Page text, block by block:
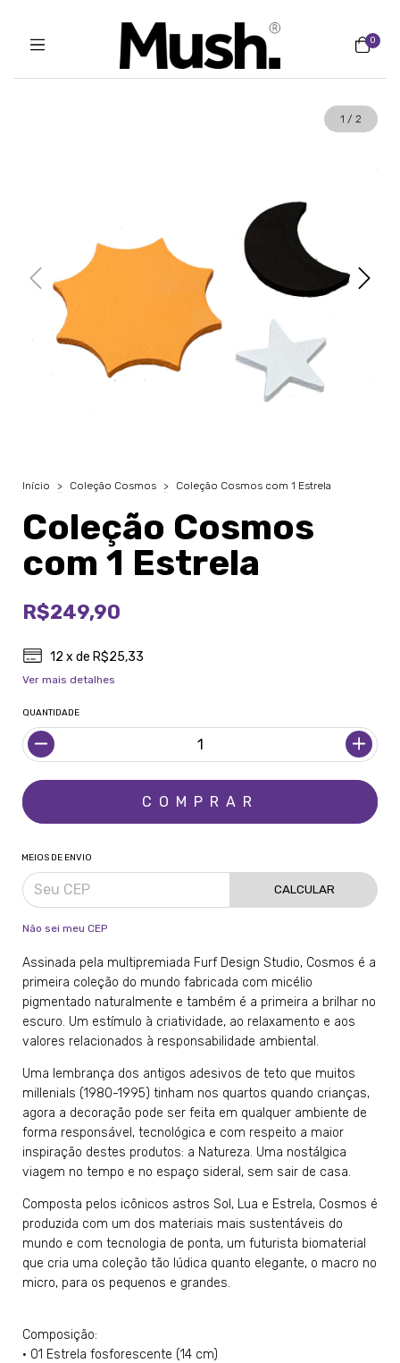
0
1 / 2
Início > Coleção Cosmos > Coleção Cosmos com 1 Estrela
Coleção Cosmos
com 1 Estrela
R$249,90
12 x de R$25,33
Ver mais detalhes
QUANTIDADE
MEIOS DE ENVIO
CALCULAR
Não sei meu CEP
Assinada pela multipremiada Furf Design Studio, Cosmos é a
primeira coleção do mundo fabricada com micélio
pigmentado naturalmente e também é a primeira a brilhar no
escuro. Um estímulo à criatividade, ao relaxamento e aos
valores relacionados à responsabilidade ambiental.
Uma lembrança dos antigos adesivos de teto que muitos
millenials (1980-1995) tinham nos quartos quando crianças,
agora a decoração pode ser feita em qualquer ambiente de
forma responsável, tecnológica e com respeito a maior
inspiração destes produtos: a Natureza. Uma nostálgica
viagem no tempo e no espaço sideral, sem sair de casa.
Composta pelos icônicos astros Sol, Lua e Estrela, Cosmos é
produzida com um dos materiais mais sustentáveis do
mundo e com tecnologia de ponta, um futurista biomaterial
que cria uma coleção tão lúdica quanto elegante, o macro no
micro, para os pequenos e grandes.
Composição:
• 01 Estrela fosforescente (14 cm)